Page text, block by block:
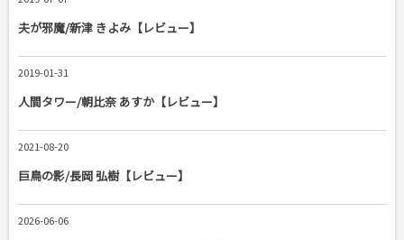
夫が邪魔/新津 きよみ【レビュー】
2019-01-31
人間タワー/朝比奈 あすか【レビュー】
2021-08-20
巨鳥の影/長岡 弘樹【レビュー】
2026-06-06